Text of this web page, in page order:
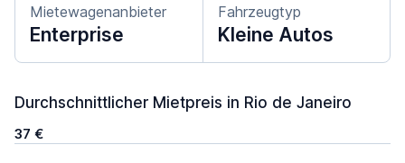
Mietewagenanbieter
Enterprise
Fahrzeugtyp
Kleine Autos
Durchschnittlicher Mietpreis in Rio de Janeiro
37 €